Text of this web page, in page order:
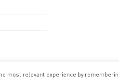
most relevant experience by